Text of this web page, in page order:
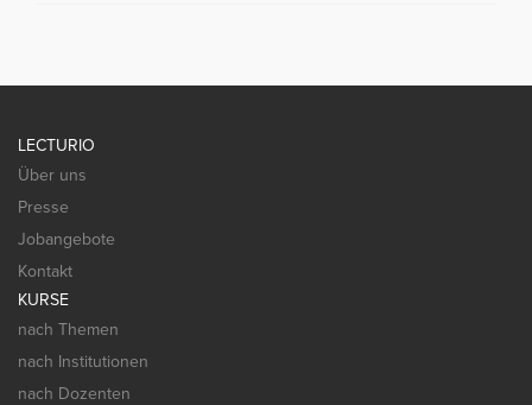
LECTURIO
Über uns
Presse
Jobangebote
Kontakt
KURSE
nach Themen
nach Institutionen
nach Dozenten